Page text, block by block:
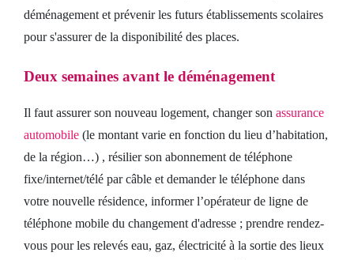
déménagement et prévenir les futurs établissements scolaires
pour s'assurer de la disponibilité des places.
Deux semaines avant le déménagement
Il faut assurer son nouveau logement, changer son assurance
automobile (le montant varie en fonction du lieu d’habitation,
de la région…) , résilier son abonnement de téléphone
fixe/internet/télé par câble et demander le téléphone dans
votre nouvelle résidence, informer l’opérateur de ligne de
téléphone mobile du changement d'adresse ; prendre rendez-
vous pour les relevés eau, gaz, électricité à la sortie des lieux